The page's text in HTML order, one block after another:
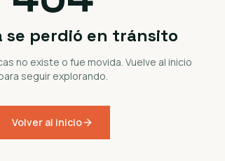
se perdió en tránsito
no existe o fue movida. Vuelve al inicio
seguir explorando.
Volver al inicio